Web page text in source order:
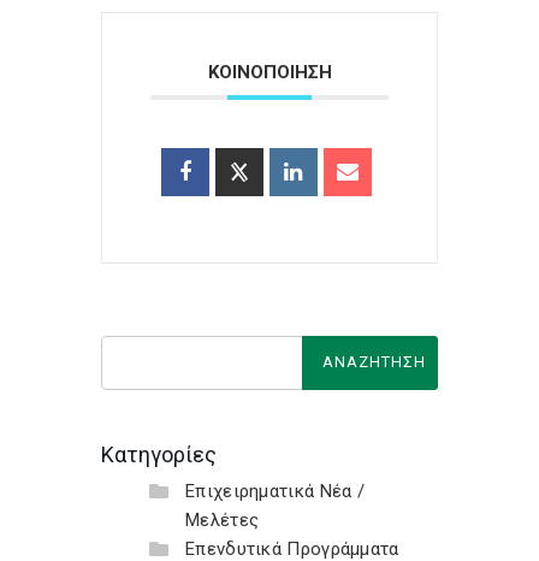
ΚΟΙΝΟΠΟΙΗΣΗ
Κατηγορίες
Επιχειρηματικά Νέα /
Μελέτες
Επενδυτικά Προγράμματα